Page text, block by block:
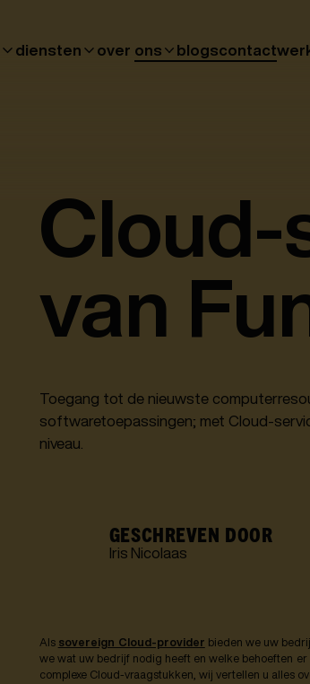
diensten over ons blogscontact
Cloud-
van
Toegang tot de nieuwste
softwaretoepassingen; met Cloud-
niveau.
GESCHREVEN DOOR
Iris Nicolaas
Als sovereign Cloud-provider bieden we uw
we wat uw bedrijf nodig heeft en welke behoeften
complexe Cloud-vraagstukken, wij vertellen u alles